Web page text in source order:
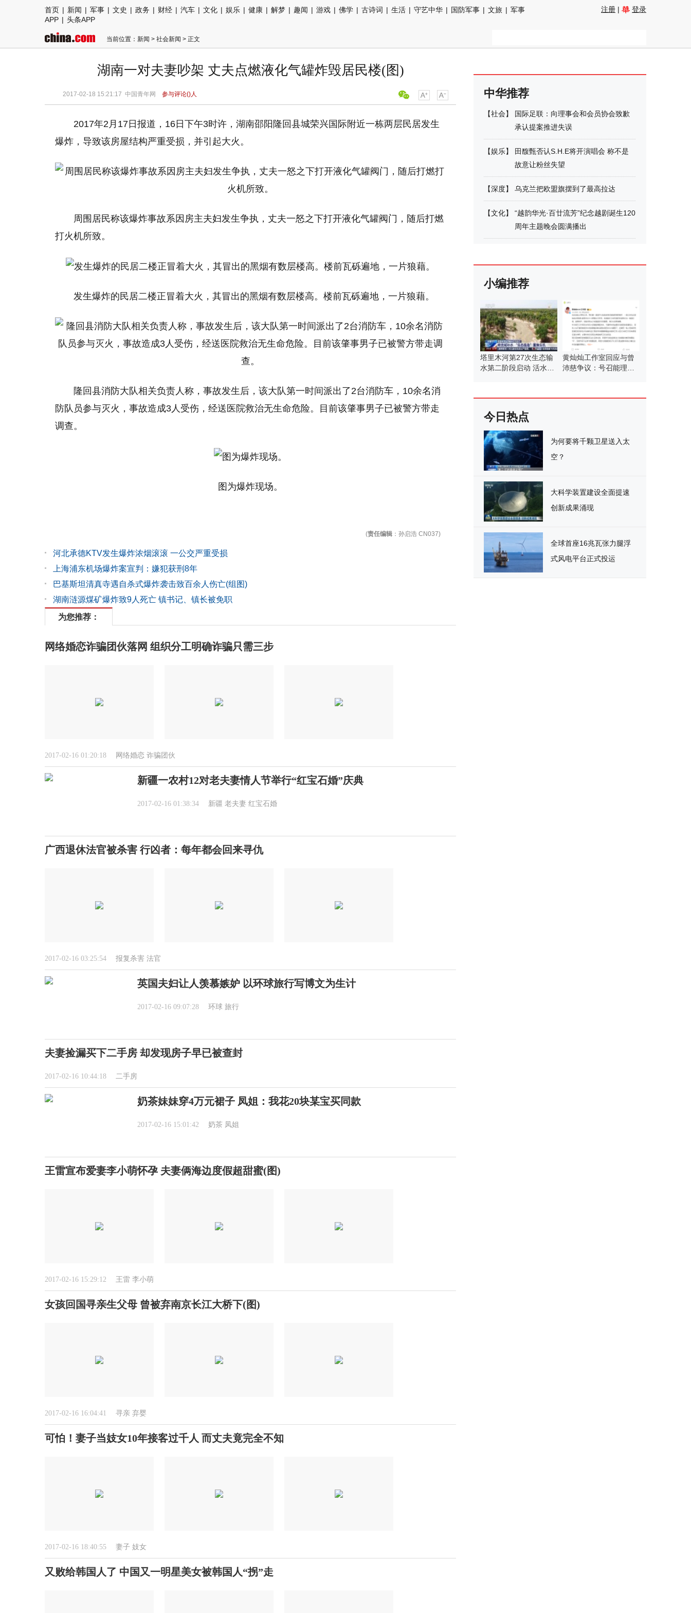
首页 | 新闻 | 军事 | 文史 | 政务 | 财经 | 汽车 | 文化 | 娱乐 | 健康 | 解梦 | 趣闻 | 游戏 | 佛学 | 古诗词 | 生活 | 守艺中华 | 国防军事 | 文旅 | 军事
APP | 头条APP
注册 | 登录
当前位置： 新闻 > 社会新闻 > 正文
湖南一对夫妻吵架 丈夫点燃液化气罐炸毁居民楼(图)
2017-02-18 15:21:17 中国青年网 参与评论()人
2017年2月17日报道，16日下午3时许，湖南邵阳隆回县城荣兴国际附近一栋两层民居发生
爆炸，导致该房屋结构严重受损，并引起大火。
周围居民称该爆炸事故系因房主夫妇发生争执，丈夫一怒之下打开液化气罐阀门，随后打燃
打火机所致。
发生爆炸的民居二楼正冒着大火，其冒出的黑烟有数层楼高。楼前瓦砾遍地，一片狼藉。
隆回县消防大队相关负责人称，事故发生后，该大队第一时间派出了2台消防车，10余名消
防队员参与灭火，事故造成3人受伤，经送医院救治无生命危险。目前该肇事男子已被警方带走
调查。
图为爆炸现场。
(责任编辑 ：孙启浩 CN037)
河北承德KTV发生爆炸浓烟滚滚 一公交严重受损
上海浦东机场爆炸案宣判：嫌犯获刑8年
巴基斯坦清真寺遇自杀式爆炸袭击致百余人伤亡(组图)
湖南涟源煤矿爆炸致9人死亡 镇书记、镇长被免职
为您推荐：
网络婚恋诈骗团伙落网 组织分工明确诈骗只需三步
2017-02-16 01:20:18 网络婚恋 诈骗团伙
新疆一农村12对老夫妻情人节举行“红宝石婚”庆典
2017-02-16 01:38:34 新疆 老夫妻 红宝石婚
广西退休法官被杀害 行凶者：每年都会回来寻仇
2017-02-16 03:25:54 报复杀害 法官
英国夫妇让人羡慕嫉妒 以环球旅行写博文为生计
2017-02-16 09:07:28 环球 旅行
夫妻捡漏买下二手房 却发现房子早已被查封
2017-02-16 10:44:18 二手房
奶茶妹妹穿4万元裙子 凤姐：我花20块某宝买同款
2017-02-16 15:01:42 奶茶 凤姐
王雷宣布爱妻李小萌怀孕 夫妻俩海边度假超甜蜜(图)
2017-02-16 15:29:12 王雷 李小萌
女孩回国寻亲生父母 曾被弃南京长江大桥下(图)
2017-02-16 16:04:41 寻亲 弃婴
可怕！妻子当妓女10年接客过千人 而丈夫竟完全不知
2017-02-16 18:40:55 妻子 妓女
又败给韩国人了 中国又一明星美女被韩国人“拐”走
中华推荐
【社会】
国际足联：向理事会和会员协会致歉
承认提案推进失误
【娱乐】
田馥甄否认S.H.E将开演唱会 称不是
故意让粉丝失望
【深度】 乌克兰把欧盟旗摆到了最高拉达
【文化】
“越韵华光·百廿流芳”纪念越剧诞生120
周年主题晚会圆满播出
小编推荐
塔里木河第27次生态输
水第二阶段启动 活水滋
黄灿灿工作室回应与曾
沛慈争议：号召能理智
今日热点
为何要将千颗卫星送入太
空？
大科学装置建设全面提速
创新成果涌现
全球首座16兆瓦张力腿浮
式风电平台正式投运